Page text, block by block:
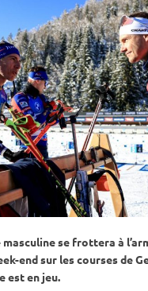
masculine se frottera à
end sur les courses de
est en jeu.